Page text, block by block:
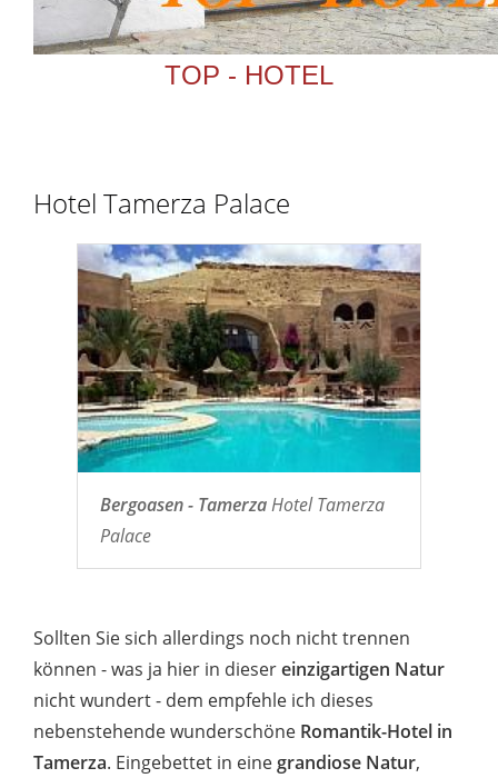
TOP - HOTEL
Hotel Tamerza Palace
Bergoasen - TamerzaHotel Tamerza
Palace
Sollten Sie sich allerdings noch nicht trennen
können - was ja hier in diesereinzigartigen Natur
nicht wundert - dem empfehle ich dieses
nebenstehende wunderschöne Romantik-Hotel in
Tamerza. Eingebettet in einegrandiose Natur,